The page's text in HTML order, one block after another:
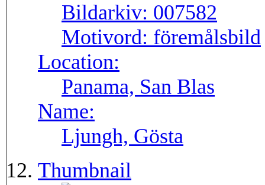
Bildarkiv: 007582
Motivord: föremålsbild
Location:
Panama, San Blas
Name:
Ljungh, Gösta
Thumbnail